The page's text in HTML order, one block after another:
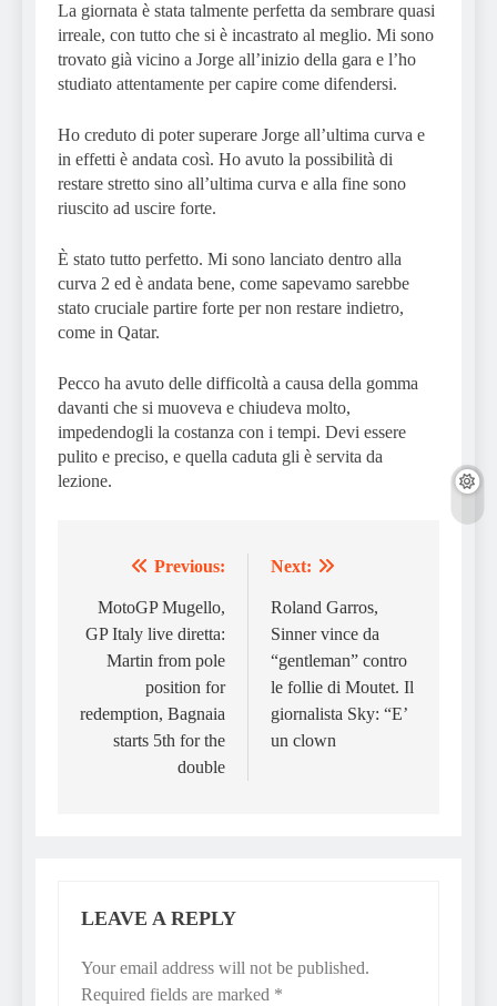
La giornata è stata talmente perfetta da sembrare quasi
irreale, con tutto che si è incastrato al meglio. Mi sono
trovato già vicino a Jorge all’inizio della gara e l’ho
studiato attentamente per capire come difendersi.
Ho creduto di poter superare Jorge all’ultima curva e
in effetti è andata così. Ho avuto la possibilità di
restare stretto sino all’ultima curva e alla fine sono
riuscito ad uscire forte.
È stato tutto perfetto. Mi sono lanciato dentro alla
curva 2 ed è andata bene, come sapevamo sarebbe
stato cruciale partire forte per non restare indietro,
come in Qatar.
Pecco ha avuto delle difficoltà a causa della gomma
davanti che si muoveva e chiudeva molto,
impedendogli la costanza con i tempi. Devi essere
pulito e preciso, e quella caduta gli è servita da
lezione.
navigation
Previous:
MotoGP Mugello,
GP Italy live diretta:
Martin from pole
position for
redemption, Bagnaia
starts 5th for the
double
Next:
Roland Garros,
Sinner vince da
“gentleman” contro
le follie di Moutet. Il
giornalista Sky: “E’
un clown
LEAVE A REPLY
Your email address will not be published.
Required fields are marked *